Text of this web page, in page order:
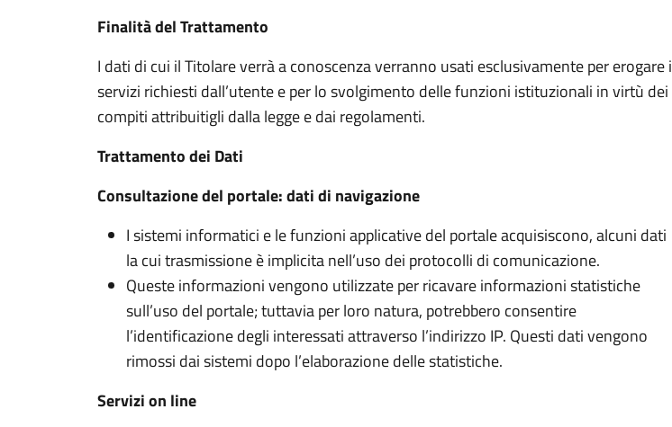
Finalità del Trattamento
I dati di cui il Titolare verrà a conoscenza verranno usati esclusivamente per erogare i
servizi richiesti dall’utente e per lo svolgimento delle funzioni istituzionali in virtù dei
compiti attribuitigli dalla legge e dai regolamenti.
Trattamento dei Dati
Consultazione del portale: dati di navigazione
I sistemi informatici e le funzioni applicative del portale acquisiscono, alcuni dati
la cui trasmissione è implicita nell’uso dei protocolli di comunicazione.
Queste informazioni vengono utilizzate per ricavare informazioni statistiche
sull’uso del portale; tuttavia per loro natura, potrebbero consentire
l’identificazione degli interessati attraverso l’indirizzo IP. Questi dati vengono
rimossi dai sistemi dopo l’elaborazione delle statistiche.
Servizi on line